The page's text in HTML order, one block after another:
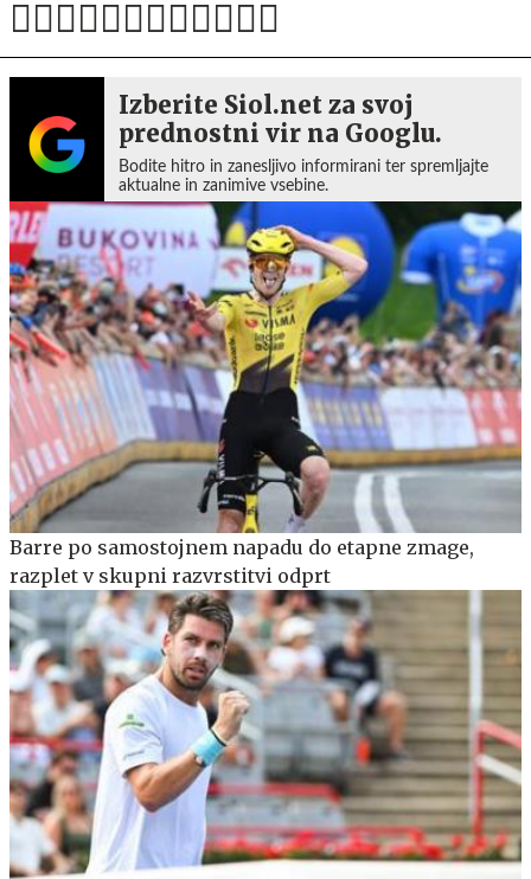
Izberite Siol.net za svoj
prednostni vir na Googlu.
Bodite hitro in zanesljivo informirani ter spremljajte
aktualne in zanimive vsebine.
Barre po samostojnem napadu do etapne zmage,
razplet v skupni razvrstitvi odprt